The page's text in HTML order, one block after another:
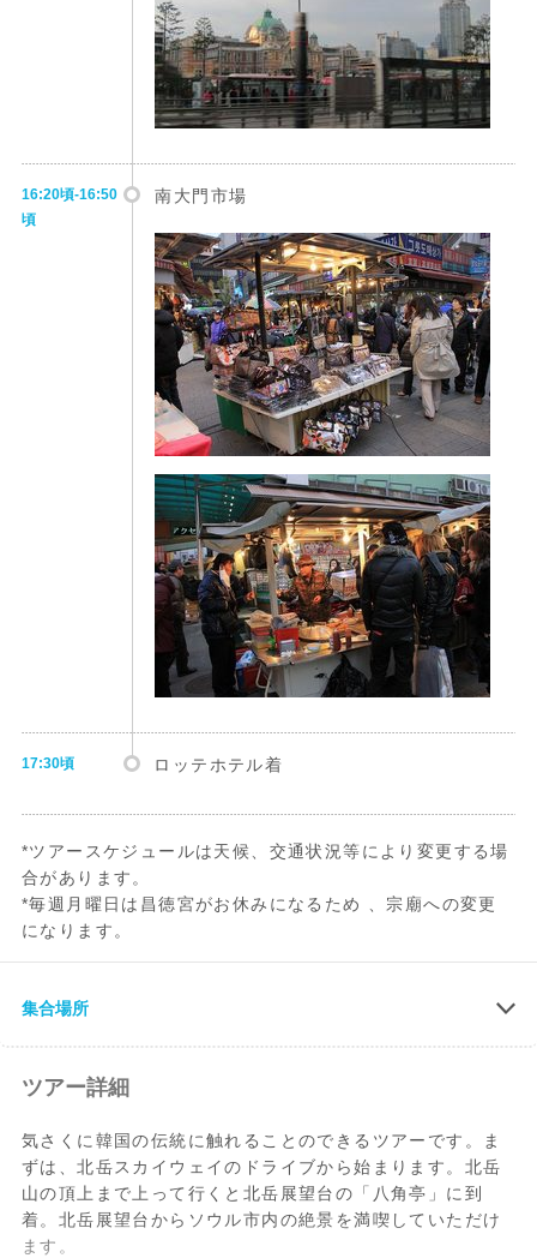
16:20頃-16:50
頃
南大門市場
17:30頃 ロッテホテル着
*ツアースケジュールは天候、交通状況等により変更する場
合があります。
*毎週月曜日は昌徳宮がお休みになるため 、宗廟への変更
になります。
心に両端に脇道が迷路のように複雑に入り
フェなどが密集しています。毎週日曜日に
は歩行者天国となり、伝統芸能の公演や飴
や揚げ菓子を売る露天も並びさらに活気を
増し、外国人観光客も数多く訪れます。
集合場所
ツアー詳細
気さくに韓国の伝統に触れることのできるツアーです。ま
ずは、北岳スカイウェイのドライブから始まります。北岳
山の頂上まで上って行くと北岳展望台の「八角亭」に到
着。北岳展望台からソウル市内の絶景を満喫していただけ
ます。